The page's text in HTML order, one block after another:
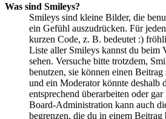
Was sind Smileys?
Smileys sind kleine Bilder, die
ein Gefühl auszudrücken. Für
kurzen Code, z. B. bedeutet :)
Liste aller Smileys kannst du beim
sehen. Versuche bitte trotzdem,
benutzen, sie können einen Beitrag
und ein Moderator könnte deshalb
entsprechend überarbeiten oder
Board-Administration kann auch
begrenzen, die du in einem Beitrag